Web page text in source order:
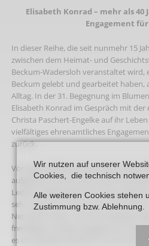
Elisabeth Konrad – mehr als 40
Engagement
In dieser Reihe, die seit nunmehr 15
zwischen dem Heimat- und
Beckum-Wadersloh veranstaltet wird,
Beckum gelebt und gearbeitet haben,
Alltag. In der 31. Begegnung im
Elisabeth Konrad im Gespräch mit der
Christa Paschert-Engelke auf ihr
vielfältiges ehrenamtliches
zurück.
Vor über 40 Jahren hat sie die
aufgebaut und sich dort mehr als 40
Leiterin. Dabei kamen ihr ihre
sehr zugute, konnte sie doch
Netzwerk setzen. An ihrem Beispiel
freiwilliges soziales Engagement über
es den gesellschaftlichen
Wir nutzen auf unserer
Cookies, die technisch
Alle weiteren Cookies stehen
Zustimmung bzw. Ablehnung.